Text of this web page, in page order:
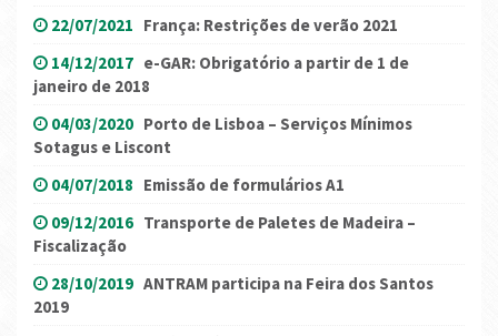
22/07/2021 França: Restrições de verão 2021
14/12/2017 e-GAR: Obrigatório a partir de 1 de
janeiro de 2018
04/03/2020 Porto de Lisboa – Serviços Mínimos
Sotagus e Liscont
04/07/2018 Emissão de formulários A1
09/12/2016 Transporte de Paletes de Madeira –
Fiscalização
28/10/2019 ANTRAM participa na Feira dos Santos
2019